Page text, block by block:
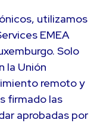
utilizamos
EMEA
Solo
la Unión
remoto y
firmado las
aprobadas por